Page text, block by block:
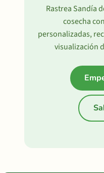
Rastrea Sandía
cosecha
personalizadas,
visualización